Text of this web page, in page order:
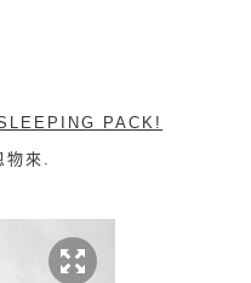
PACK!
物來.